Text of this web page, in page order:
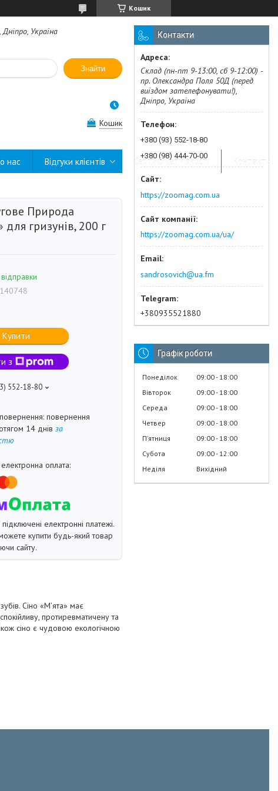
Кошик
Україна
Знайти
Кошик
нас Відгуки клієнтів Сертифікати якості Контакти
Природа
для гризунів, 200 г
Купити
з
552-18-80
повернення
14 днів за
електронні платежі.
купити будь-який товар
сайту.
Сіно «М’ята» має
протиревматичену та
сіно є чудовою екологічною
Контакти
Склад (пн-пт 9-13:00, сб 9-12:00) -
пр. Олександра Поля 50Д (перед
виїздом зателефонувати!),
Дніпро, Україна
+380 (93) 552-18-80
+380 (98) 444-70-00
https://zoomag.com.ua
https://zoomag.com.ua/ua/
sandrosovich@ua.fm
+380935521880
Графік роботи
Понеділок 09:00 18:00
Вівторок
09:00 18:00
Середа
09:00 18:00
Четвер
09:00 18:00
Пʼятниця
09:00 18:00
Субота
09:00 12:00
Неділя
Вихідний